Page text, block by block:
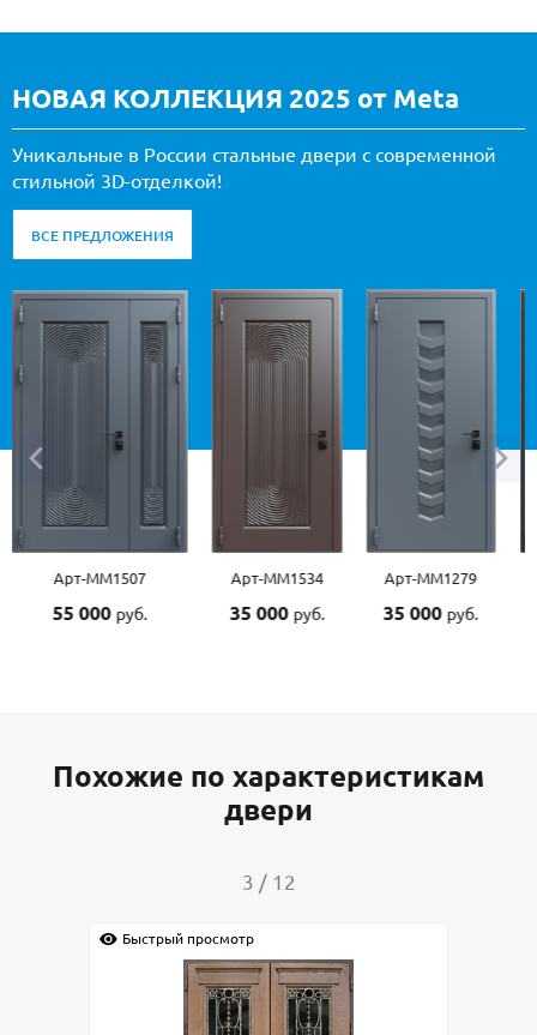
НОВАЯ КОЛЛЕКЦИЯ 2025 от Meta
Уникальные в России стальные двери с современной
стильной 3D-отделкой!
ВСЕ ПРЕДЛОЖЕНИЯ
Арт-ММ1534
35 000руб.
Арт-ММ1279
35 000руб.
Арт-ММ1570
45 000руб.
Похожие по характеристикам
двери
4 / 12
Быстрый просмотр